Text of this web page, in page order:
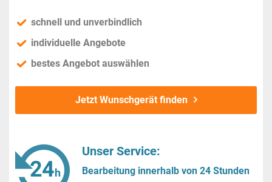
schnell und unverbindlich
individuelle Angebote
bestes Angebot auswählen
Jetzt Wunschgerät finden
Unser Service:
Bearbeitung innerhalb von 24 Stunden